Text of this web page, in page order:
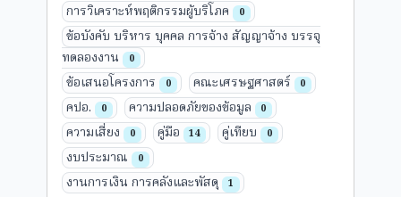
การวิเคราะห์พฤติกรรมผู้บริโภค 0
ข้อบังคับ บริหาร บุคคล การจ้าง สัญญาจ้าง บรรจุ
ทดลองงาน
0
ข้อเสนอโครงการ 0 คณะเศรษฐศาสตร์ 0
คปอ. 0 ความปลอดภัยของข้อมูล 0
ความเสี่ยง 0 คู่มือ 14 คู่เทียบ 0
งบประมาณ 0
งานการเงิน การคลังและพัสดุ 1